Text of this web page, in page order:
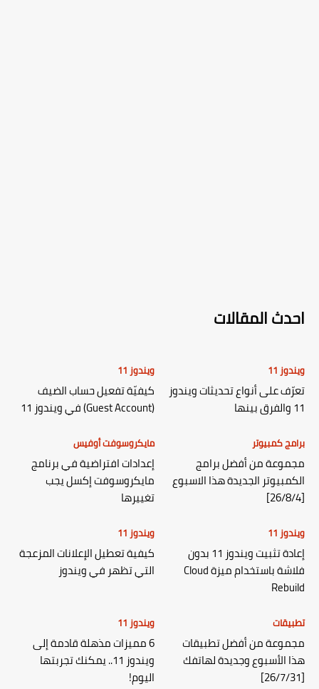
احدث المقالات
ويندوز 11
تعرّف على أنواع تحديثات ويندوز
11 والفرق بينها
ويندوز 11
كيفيّة تفعيل حساب الضيف
(Guest Account) في ويندوز 11
برامج كمبيوتر
مجموعة من أفضل برامج
الكمبيوتر الجديدة هذا الاسبوع
[26/8/4]
مايكروسوفت أوفيس
إعدادات افتراضية في برنامج
مايكروسوفت إكسل يجب
تغييرها
ويندوز 11
إعادة تثبيت ويندوز 11 بدون
فلاشة باستخدام ميزة Cloud
Rebuild
ويندوز 11
كيفية تعطيل الإعلانات المزعجة
التي تظهر في ويندوز
تطبيقات
مجموعة من أفضل تطبيقات
هذا الأسبوع وجديدة لهاتفك
[26/7/31]
ويندوز 11
6 مميزات مذهلة قادمة إلى
ويندوز 11.. يمكنك تجربتها
اليوم!